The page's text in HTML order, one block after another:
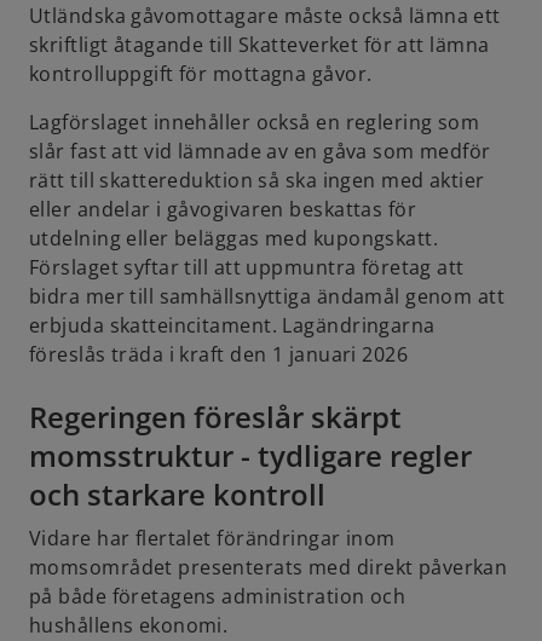
Utländska gåvomottagare måste också lämna ett
skriftligt åtagande till Skatteverket för att lämna
kontrolluppgift för mottagna gåvor.
Lagförslaget innehåller också en reglering som
slår fast att vid lämnade av en gåva som medför
rätt till skattereduktion så ska ingen med aktier
eller andelar i gåvogivaren beskattas för
utdelning eller beläggas med kupongskatt.
Förslaget syftar till att uppmuntra företag att
bidra mer till samhällsnyttiga ändamål genom att
erbjuda skatteincitament. Lagändringarna
föreslås träda i kraft den 1 januari 2026
Regeringen föreslår skärpt
momsstruktur - tydligare regler
och starkare kontroll
Vidare har flertalet förändringar inom
momsområdet presenterats med direkt påverkan
på både företagens administration och
hushållens ekonomi.